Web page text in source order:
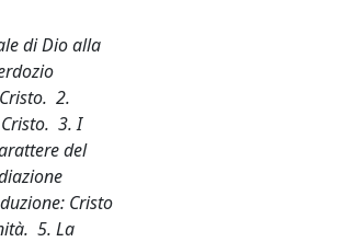
di Dio alla
2.
3. I
del
Cristo
5. La